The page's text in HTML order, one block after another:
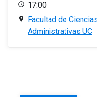
17:00
Facultad de
Administrativas UC